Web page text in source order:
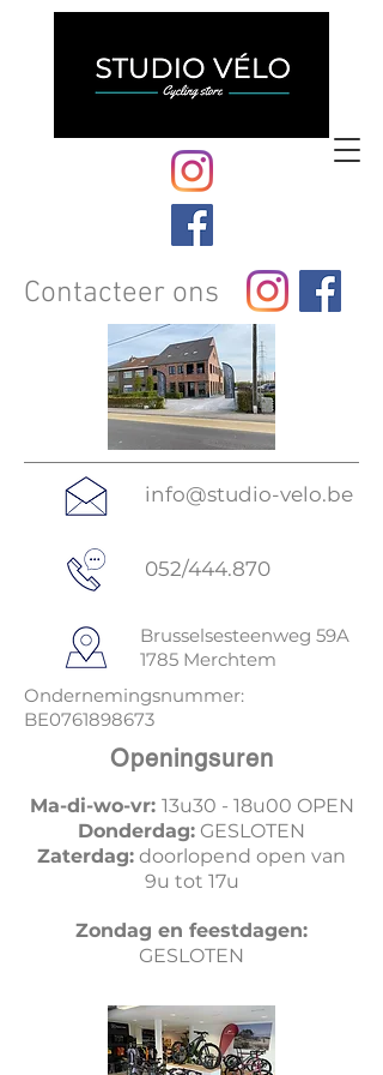
Contacteer ons
info@studio-velo.be
052/444.870
Brusselsesteenweg 59A
1785 Merchtem
Ondernemingsnummer:
BE0761898673
Openingsuren
Ma-di-wo-vr: 13u30 - 18u00 OPEN
Donderdag: GESLOTEN
Zaterdag: doorlopend open van
9u tot 17u
Zondag en feestdagen:
GESLOTEN